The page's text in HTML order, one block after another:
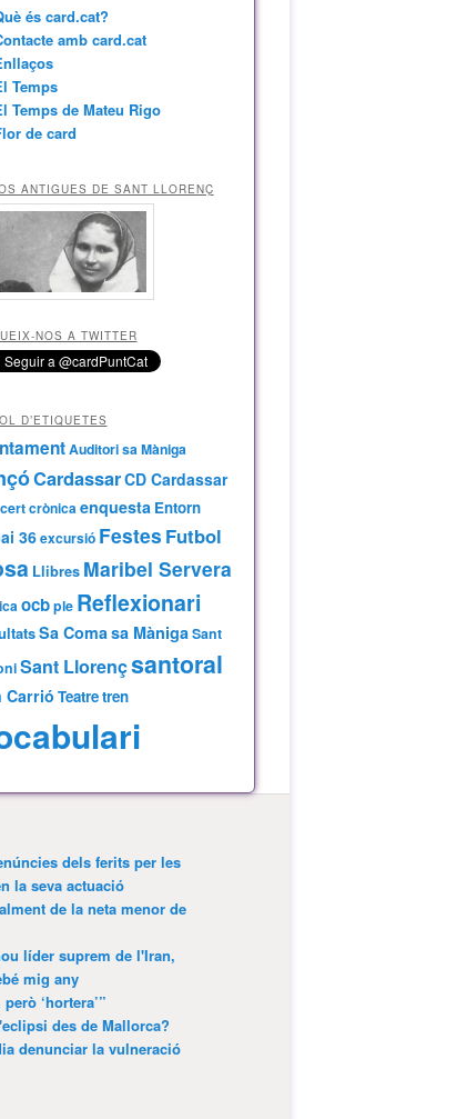
és card.cat?
amb card.cat
Temps
Temps de Mateu Rigo
de card
ANTIGUES DE SANT LLORENÇ
NOS A TWITTER
D’ETIQUETES
Auditori sa Màniga
CardassarCD Cardassar
crònicaenquesta Entorn
36excursió Festes Futbol
Llibres Maribel Servera
ocbple Reflexionari
Sa Comasa MànigaSant
Sant Llorençsantoral
Carrió Teatretren
dels ferits per les
la seva actuació
de la neta menor de
líder suprem de l'Iran,
mig any
‘hortera’”
des de Mallorca?
denunciar la vulneració